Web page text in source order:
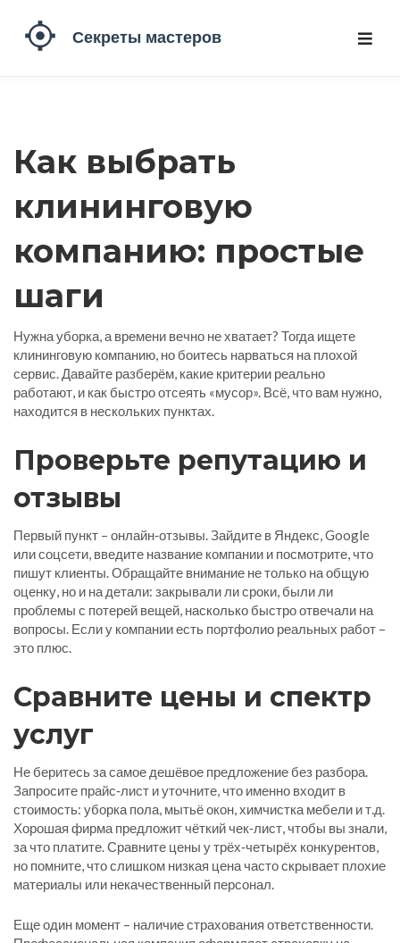
Как выбрать
клининговую
компанию: простые
шаги
Нужна уборка, а времени вечно не хватает? Тогда ищете
клининговую компанию, но боитесь нарваться на плохой
сервис. Давайте разберём, какие критерии реально
работают, и как быстро отсеять «мусор». Всё, что вам нужно,
находится в нескольких пунктах.
Проверьте репутацию и
отзывы
Первый пункт – онлайн‑отзывы. Зайдите в Яндекс, Google
или соцсети, введите название компании и посмотрите, что
пишут клиенты. Обращайте внимание не только на общую
оценку, но и на детали: закрывали ли сроки, были ли
проблемы с потерей вещей, насколько быстро отвечали на
вопросы. Если у компании есть портфолио реальных работ –
это плюс.
Сравните цены и спектр
услуг
Не беритесь за самое дешёвое предложение без разбора.
Запросите прайс‑лист и уточните, что именно входит в
стоимость: уборка пола, мытьё окон, химчистка мебели и т.д.
Хорошая фирма предложит чёткий чек‑лист, чтобы вы знали,
за что платите. Сравните цены у трёх‑четырёх конкурентов,
но помните, что слишком низкая цена часто скрывает плохие
материалы или некачественный персонал.
Еще один момент – наличие страхования ответственности.